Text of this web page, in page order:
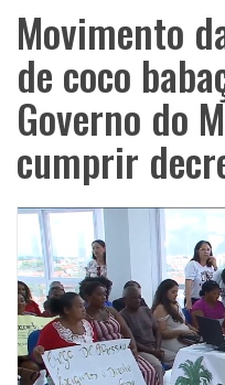
Movimento
de coco
Governo do
cumprir